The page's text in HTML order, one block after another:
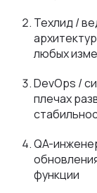
Техлид /
любых
DevOps /
плечах
QA-
функции